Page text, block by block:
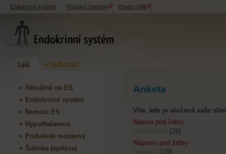
Endokrinní systém Růstový hormon Prader-Willi
Aktuálně na ES
Endokrinní systém
Nemoci ES
Hypothalamus
Podvěsek mozkový
Šišinka (epifýza)
Anketa
Víte, kde je uložená vaše
Nalevo pod žebry
[26]
Napravo pod žebry
[19]